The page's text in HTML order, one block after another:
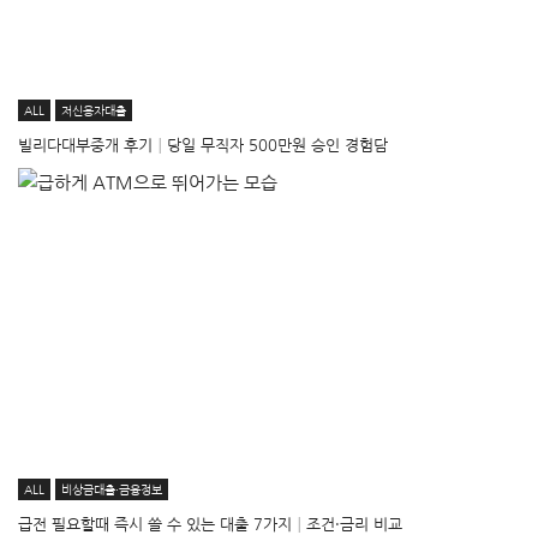
ALL 저신용자대출
빌리다대부중개 후기│당일 무직자 500만원 승인 경험담
ALL 비상금대출·금융정보
급전 필요할때 즉시 쓸 수 있는 대출 7가지│조건·금리 비교